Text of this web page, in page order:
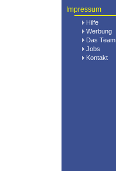
Impressum
Hilfe
Werbung
Das Team
Jobs
Kontakt